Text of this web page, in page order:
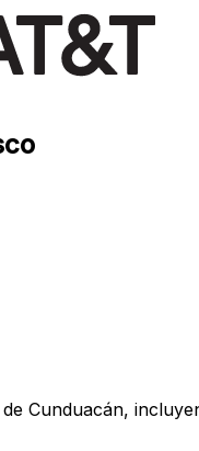
Cunduacán,